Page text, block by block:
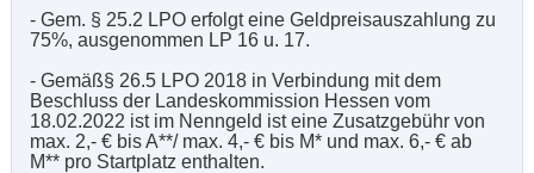
- Gem. § 25.2 LPO erfolgt eine Geldpreisauszahlung zu
75%, ausgenommen LP 16 u. 17.
- Gemäß§ 26.5 LPO 2018 in Verbindung mit dem
Beschluss der Landeskommission Hessen vom
18.02.2022 ist im Nenngeld ist eine Zusatzgebühr von
max. 2,- € bis A**/ max. 4,- € bis M* und max. 6,- € ab
M** pro Startplatz enthalten.